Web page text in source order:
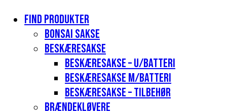
Find produkter
Bonsai sakse
Beskæresakse
Beskæresakse – u/batteri
Beskæresakse m/batteri
Beskæresakse – tilbehør
Brændekløvere